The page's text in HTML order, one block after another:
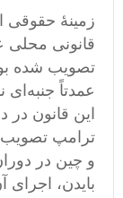
زمینهٔ حقوقی
تصویب شده
عمدتاً
این قانون
ترامپ
و چین در
بایدن،